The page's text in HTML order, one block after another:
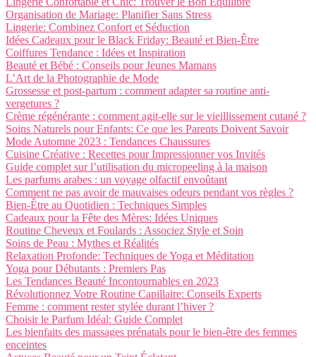
Organisation de Mariage: Planifier Sans Stress
Lingerie: Combinez Confort et Séduction
Idées Cadeaux pour le Black Friday: Beauté et Bien-Être
Coiffures Tendance : Idées et Inspiration
Beauté et Bébé : Conseils pour Jeunes Mamans
L’Art de la Photographie de Mode
Grossesse et post-partum : comment adapter sa routine anti-
vergetures ?
Crème régénérante : comment agit-elle sur le vieillissement cutané ?
Soins Naturels pour Enfants: Ce que les Parents Doivent Savoir
Mode Automne 2023 : Tendances Chaussures
Cuisine Créative : Recettes pour Impressionner vos Invités
Guide complet sur l’utilisation du micropeeling à la maison
Les parfums arabes : un voyage olfactif envoûtant
Comment ne pas avoir de mauvaises odeurs pendant vos règles ?
Bien-Être au Quotidien : Techniques Simples
Cadeaux pour la Fête des Mères: Idées Uniques
Routine Cheveux et Foulards : Associez Style et Soin
Soins de Peau : Mythes et Réalités
Relaxation Profonde: Techniques de Yoga et Méditation
Yoga pour Débutants : Premiers Pas
Les Tendances Beauté Incontournables en 2023
Révolutionnez Votre Routine Capillaire: Conseils Experts
Femme : comment rester stylée durant l’hiver ?
Choisir le Parfum Idéal: Guide Complet
Les bienfaits des massages prénatals pour le bien-être des femmes
enceintes